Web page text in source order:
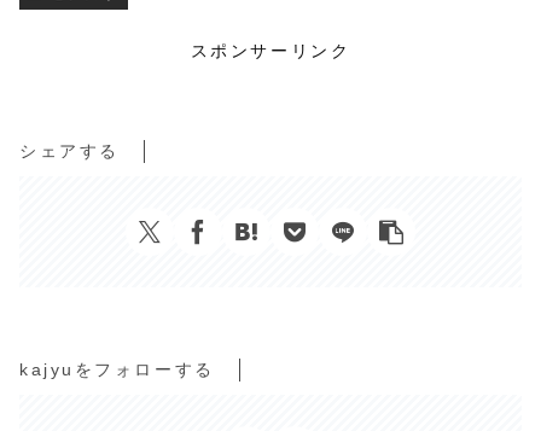
スポンサーリンク
シェアする
kajyuをフォローする